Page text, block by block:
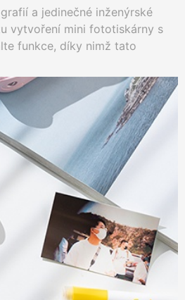
a jedinečné inženýrské
vytvoření mini fototiskárny s
funkce, díky nimž tato
na odhodlání HPRT inovacím a